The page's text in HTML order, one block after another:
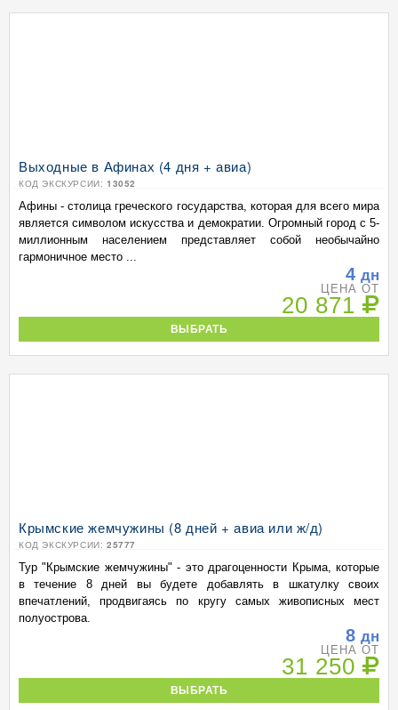
Выходные в Афинах (4 дня + авиа)
КОД ЭКСКУРСИИ: 13052
Афины - столица греческого государства, которая для всего мира
является символом искусства и демократии. Огромный город с 5-
миллионным населением представляет собой необычайно
гармоничное место ...
4 дн
ЦЕНА ОТ
20 871
ВЫБРАТЬ
Крымские жемчужины (8 дней + авиа или ж/д)
КОД ЭКСКУРСИИ: 25777
Тур "Крымские жемчужины" - это драгоценности Крыма, которые
в течение 8 дней вы будете добавлять в шкатулку своих
впечатлений, продвигаясь по кругу самых живописных мест
полуострова.
8 дн
ЦЕНА ОТ
31 250
ВЫБРАТЬ